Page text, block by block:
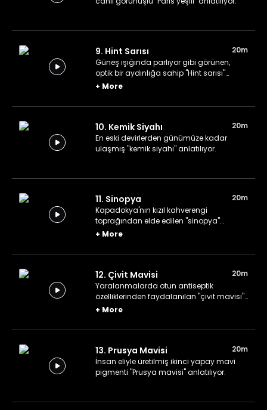
9. Hint Sarısı
20m
Güneş ışığında parlıyor gibi görünen,
optik bir aydınlığa sahip "Hint sarısı"
anlatılıyor.
+ More
10. Kemik Siyahı
20m
En eski devirlerden günümüze kadar
ulaşmış "kemik siyahı" anlatılıyor.
11. Sinopya
20m
Kapadokya'nın kızıl kahverengi
toprağından elde edilen "sinopya"
pigmenti anlatılıyor.
+ More
12. Çivit Mavisi
20m
Yaralanmalarda otun antiseptik
özelliklerinden faydalanılan "çivit mavisi"
pigmenti anlatılıyor.
+ More
13. Prusya Mavisi
20m
İnsan eliyle üretilmiş ikinci yapay mavi
pigmenti "Prusya mavisi" anlatılıyor.